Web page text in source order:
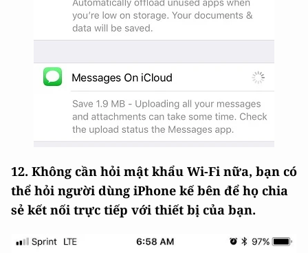
12. Không cần hỏi mật khẩu Wi-Fi nữa, bạn có
thể hỏi người dùng iPhone kế bên để họ chia
sẻ kết nối trực tiếp với thiết bị của bạn.